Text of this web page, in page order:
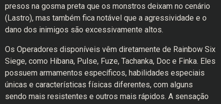
presos na gosma preta que os monstros deixam no cenário
(Lastro), mas também fica notável que a agressividade e o
dano dos inimigos são excessivamente altos.
Os Operadores disponíveis vêm diretamente de Rainbow Six
Siege, como Hibana, Pulse, Fuze, Tachanka, Doc e Finka. Eles
possuem armamentos específicos, habilidades especiais
únicas e características físicas diferentes, com alguns
sendo mais resistentes e outros mais rápidos. A sensação